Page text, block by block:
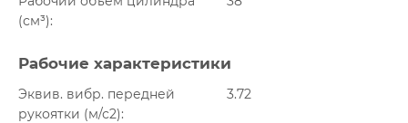
(см³)
Рабочие характеристики
Эквив. вибр. передней
рукоятки (м/с2)
3.72